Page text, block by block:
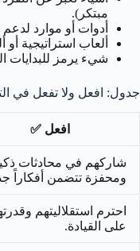
مبتكر).
أدوات أو موارد
ألعاب استراتيجية
شيء يرمز للبدايات
جدول: افعل ولا تفعل في
افعل ✅
شاركهم في محادثات
ومحفزة تتضمن أفكاراً
احترم استقلاليتهم
على القيادة.